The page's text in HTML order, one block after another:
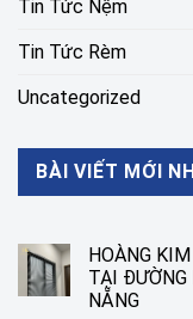
Tin Tức Nệm
Tin Tức Rèm
Uncategorized
BÀI VIẾT MỚI
HOÀNG
TẠI ĐƯỜNG
NẴNG